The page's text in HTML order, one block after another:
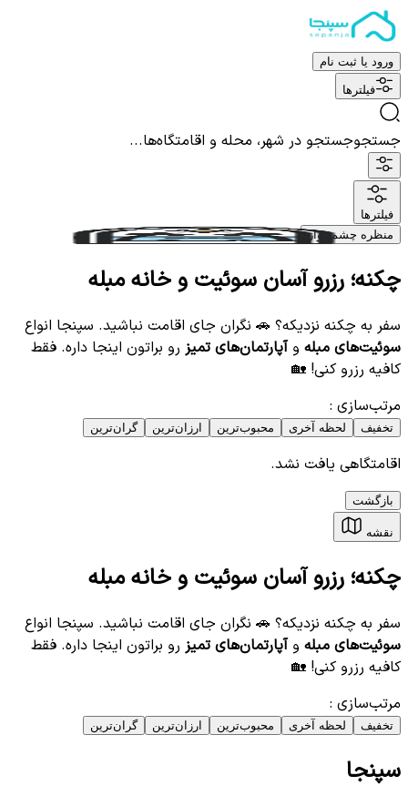
ورود یا ثبت نام
فیلترها
جستجوجستجو در شهر، محله و اقامتگاه‌ها...
فیلترها
منظره چشم نواز
چکنه؛ رزرو آسان سوئیت و خانه مبله
سفر به چکنه نزدیکه؟ 🚗 نگران جای اقامت نباشید. سپنجا انواع
سوئیت‌های مبله وآپارتمان‌های تمیز رو براتون اینجا داره. فقط
کافیه رزرو کنی! 🏡
مرتب‌سازی :
تخفیف لحظه آخری محبوب‌ترین ارزان‌ترین گران‌ترین
اقامتگاهی یافت نشد.
بازگشت
نقشه
چکنه؛ رزرو آسان سوئیت و خانه مبله
سفر به چکنه نزدیکه؟ 🚗 نگران جای اقامت نباشید. سپنجا انواع
سوئیت‌های مبله وآپارتمان‌های تمیز رو براتون اینجا داره. فقط
کافیه رزرو کنی! 🏡
مرتب‌سازی :
تخفیف لحظه آخری محبوب‌ترین ارزان‌ترین گران‌ترین
سپنجا